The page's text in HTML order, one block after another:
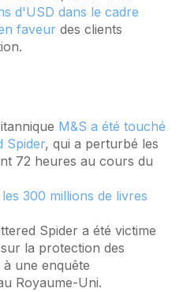
d'USD dans le cadre
faveur des clients
M&S a été touché
Spider, qui a perturbé les
72 heures au cours du
300 millions de livres
Spider a été victime
la protection des
une enquête
Royaume-Uni.